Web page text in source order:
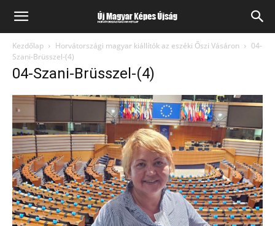
Kezdőlap Horvátországi magyar kiállítók az eszéki Őszi Vásáron
04-
Szani-Brüsszel-(4)
04-Szani-Brüsszel-(4)